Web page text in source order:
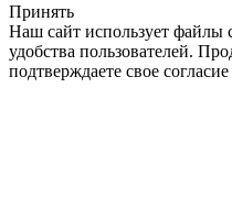
Принять
Наш сайт использует файлы
удобства пользователей.
подтверждаете свое